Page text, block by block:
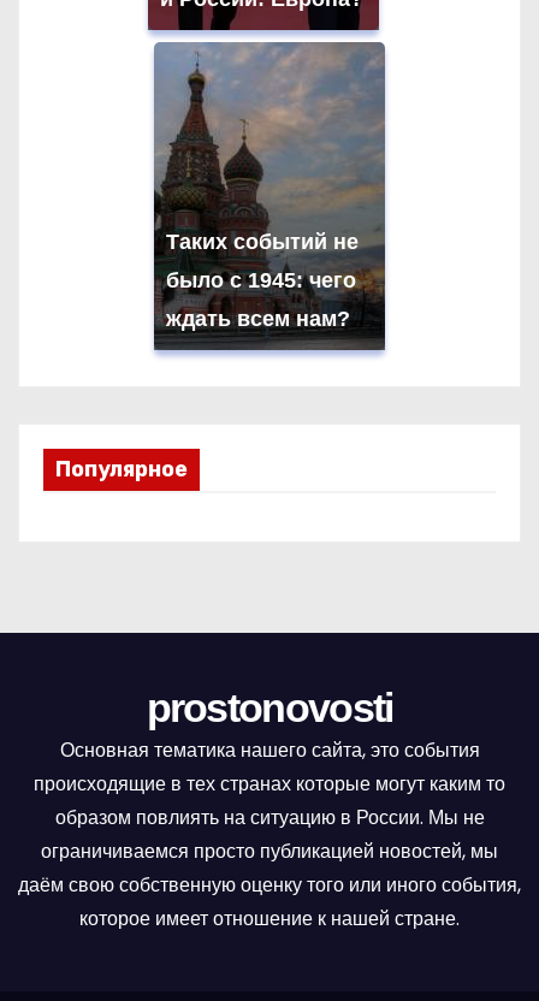
Таких событий не
было с 1945: чего
ждать всем нам?
Популярное
prostonovosti
Основная тематика нашего сайта, это события
происходящие в тех странах которые могут каким то
образом повлиять на ситуацию в России. Мы не
ограничиваемся просто публикацией новостей, мы
даём свою собственную оценку того или иного события,
которое имеет отношение к нашей стране.